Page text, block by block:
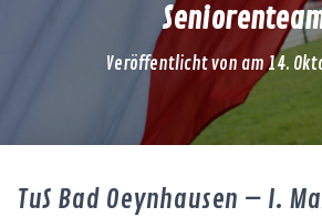
Veröffentlicht von am14.
TuS Bad Oeynhausen – I.